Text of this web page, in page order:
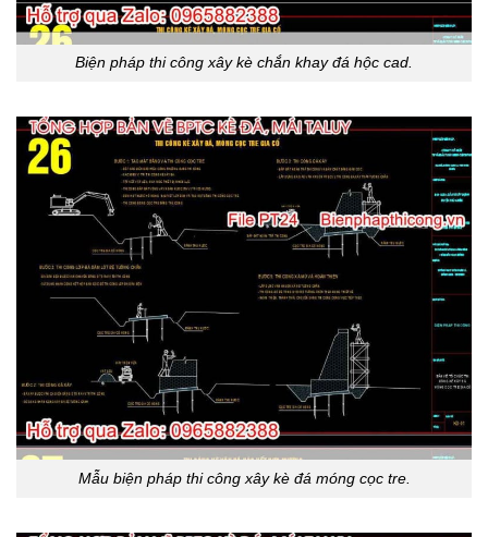
Biện pháp thi công xây kè chắn khay đá hộc cad.
Mẫu biện pháp thi công xây kè đá móng cọc tre.